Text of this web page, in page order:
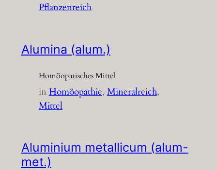
Pflanzenreich
Alumina (alum.)
Homöopatisches Mittel
inHomöopathie, Mineralreich
Mittel
Aluminium metallicum (alum-
met.)